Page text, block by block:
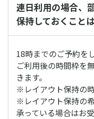
連日利用の場合、
保持しておくこと
18時までのご予約を
ご利用後の時間枠を
きます。
※レイアウト保持の
※レイアウト保持の
承っている場合はお